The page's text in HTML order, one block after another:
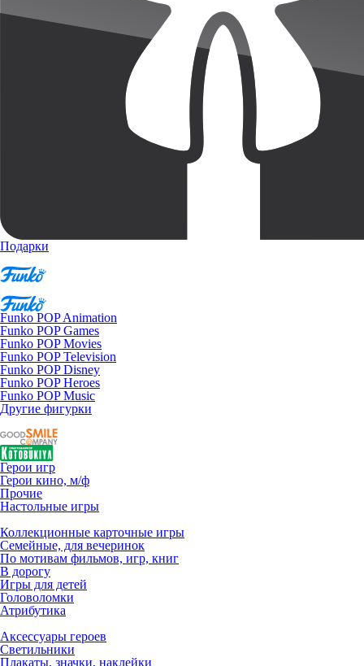
Подарки
Funko POP Animation
Funko POP Games
Funko POP Movies
Funko POP Television
Funko POP Disney
Funko POP Heroes
Funko POP Music
Другие фигурки
Герои игр
Герои кино, м/ф
Прочие
Настольные игры
Коллекционные карточные игры
Семейные, для вечеринок
По мотивам фильмов, игр, книг
В дорогу
Игры для детей
Головоломки
Атрибутика
Аксессуары героев
Светильники
Плакаты, значки, наклейки